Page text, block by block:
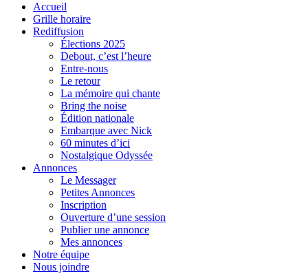
Accueil
Grille horaire
Rediffusion
Élections 2025
Debout, c’est l’heure
Entre-nous
Le retour
La mémoire qui chante
Bring the noise
Édition nationale
Embarque avec Nick
60 minutes d’ici
Nostalgique Odyssée
Annonces
Le Messager
Petites Annonces
Inscription
Ouverture d’une session
Publier une annonce
Mes annonces
Notre équipe
Nous joindre